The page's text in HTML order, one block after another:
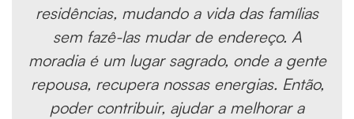
residências, mudando a vida das famílias
sem fazê-las mudar de endereço. A
moradia é um lugar sagrado, onde a gente
repousa, recupera nossas energias. Então,
poder contribuir, ajudar a melhorar a